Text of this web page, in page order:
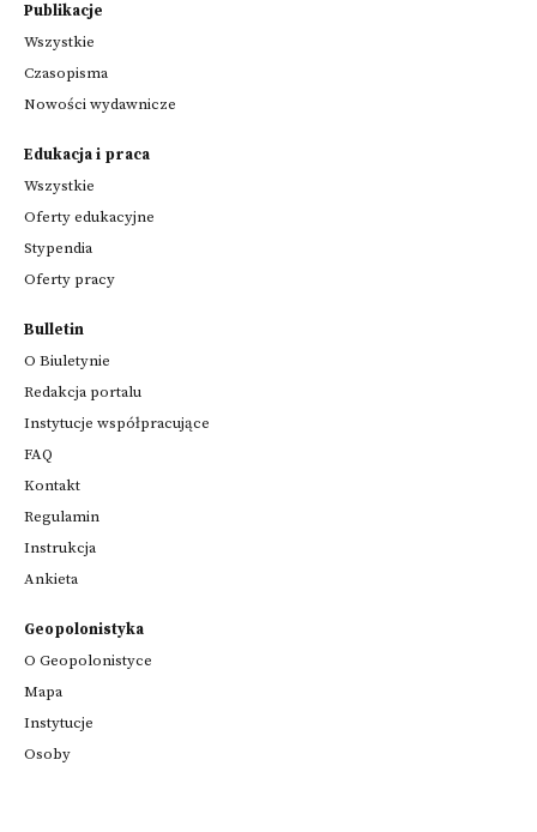
Publikacje
Wszystkie
Czasopisma
Nowości wydawnicze
Edukacja i praca
Wszystkie
Oferty edukacyjne
Stypendia
Oferty pracy
Bulletin
O Biuletynie
Redakcja portalu
Instytucje współpracujące
FAQ
Kontakt
Regulamin
Instrukcja
Ankieta
Geopolonistyka
O Geopolonistyce
Mapa
Instytucje
Osoby